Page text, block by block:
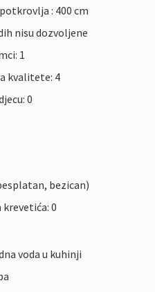
: 400 cm
nisu dozvoljene
1
kvalitete: 4
0
bezican)
0
voda u kuhinji